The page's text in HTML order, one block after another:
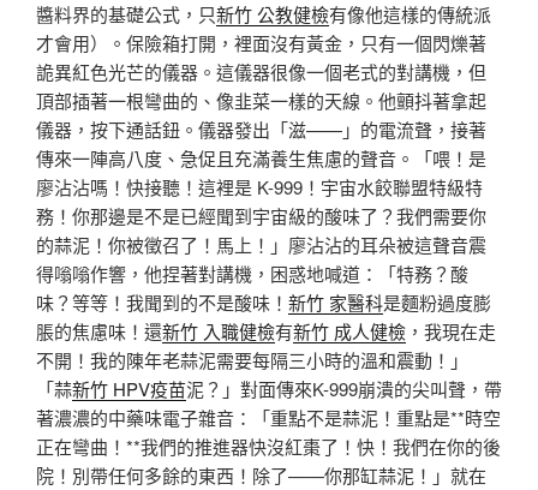
醬料界的基礎公式，只新竹 公教健檢有像他這樣的傳統派
才會用）。保險箱打開，裡面沒有黃金，只有一個閃爍著
詭異紅色光芒的儀器。這儀器很像一個老式的對講機，但
頂部插著一根彎曲的、像韭菜一樣的天線。他顫抖著拿起
儀器，按下通話鈕。儀器發出「滋——」的電流聲，接著
傳來一陣高八度、急促且充滿養生焦慮的聲音。「喂！是
廖沾沾嗎！快接聽！這裡是 K-999！宇宙水餃聯盟特級特
務！你那邊是不是已經聞到宇宙級的酸味了？我們需要你
的蒜泥！你被徵召了！馬上！」廖沾沾的耳朵被這聲音震
得嗡嗡作響，他捏著對講機，困惑地喊道：「特務？酸
味？等等！我聞到的不是酸味！ 新竹 家醫科是麵粉過度膨
脹的焦慮味！還新竹 入職健檢有新竹 成人健檢 ，我現在走
不開！我的陳年老蒜泥需要每隔三小時的溫和震動！」
「蒜新竹 HPV疫苗泥？」對面傳來K-999崩潰的尖叫聲，帶
著濃濃的中藥味電子雜音：「重點不是蒜泥！重點是**時空
正在彎曲！**我們的推進器快沒紅棗了！快！我們在你的後
院！別帶任何多餘的東西！除了——你那缸蒜泥！」就在